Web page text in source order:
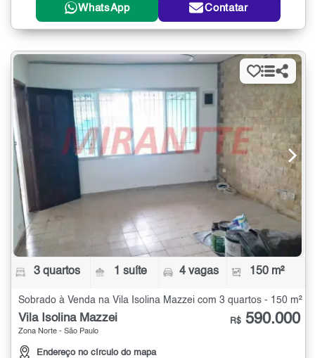
WhatsApp Contatar
3 quartos 1 suíte 4 vagas 150 m²
Sobrado à Venda na Vila Isolina Mazzei com 3 quartos - 150 m²
Vila Isolina Mazzei
Zona Norte - São Paulo
Endereço no círculo do mapa
R$ 590.000